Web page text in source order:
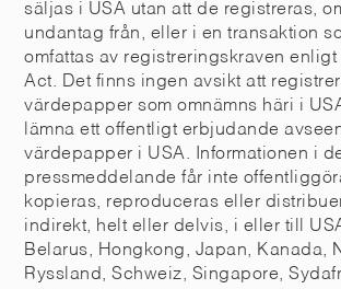
säljas i USA utan att de registreras,
undantag från, eller i en transaktion
omfattas av registreringskraven
Act. Det finns ingen avsikt att
värdepapper som omnämns häri i
lämna ett offentligt erbjudande
värdepapper i USA. Informationen i
pressmeddelande får inte
kopieras, reproduceras eller
indirekt, helt eller delvis, i eller till
Belarus, Hongkong, Japan, Kanada,
Ryssland, Schweiz, Singapore,